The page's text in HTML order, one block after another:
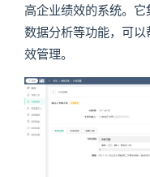
高企业绩效的系统。
数据分析等功能，可
效管理。